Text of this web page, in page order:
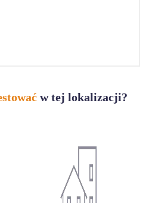
w tej lokalizacji?